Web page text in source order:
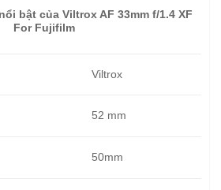
bật của Viltrox AF 33mm f/1.4 XF
For Fujifilm
Viltrox
52 mm
50mm